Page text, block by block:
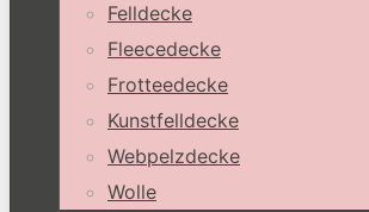
Felldecke
Fleecedecke
Frotteedecke
Kunstfelldecke
Webpelzdecke
Wolle